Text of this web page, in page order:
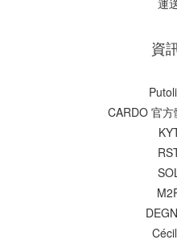
運
資
CARDO 官